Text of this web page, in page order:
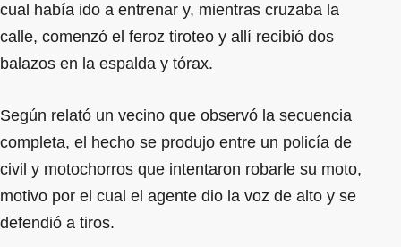
cual había ido a entrenar y, mientras cruzaba la
calle, comenzó el feroz tiroteo y allí recibió dos
balazos en la espalda y tórax.
Según relató un vecino que observó la secuencia
completa, el hecho se produjo entre un policía de
civil y motochorros que intentaron robarle su moto,
motivo por el cual el agente dio la voz de alto y se
defendió a tiros.